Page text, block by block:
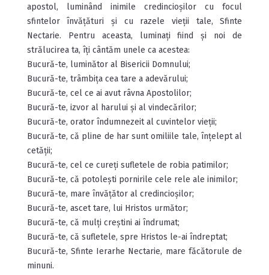
apostol, luminând inimile credincioșilor cu focul
sfintelor învă­țături și cu razele vieții tale, Sfinte
Nectarie. Pentru aceasta, luminați fiind și noi de
strălucirea ta, îți cântăm unele ca acestea:
Bucură-te, luminător al Bisericii Domnului;
Bucură-te, trâmbița cea tare a adevărului;
Bucură-te, cel ce ai avut râvna Apostolilor;
Bucură-te, izvor al harului și al vindecărilor;
Bucură-te, orator îndumnezeit al cuvintelor vieții;
Bucură-te, că pline de har sunt omiliile tale, înțelept al
cetății;
Bucură-te, cel ce cureți sufletele de robia patimilor;
Bucură-te, că potolești pornirile cele rele ale inimilor;
Bucură-te, mare învățător al credincioșilor;
Bucură-te, ascet tare, lui Hristos următor;
Bucură-te, că mulți creștini ai îndrumat;
Bucură-te, că sufletele, spre Hristos le-ai îndreptat;
Bucură-te, Sfinte Ierarhe Nectarie, mare făcătorule de
minuni.